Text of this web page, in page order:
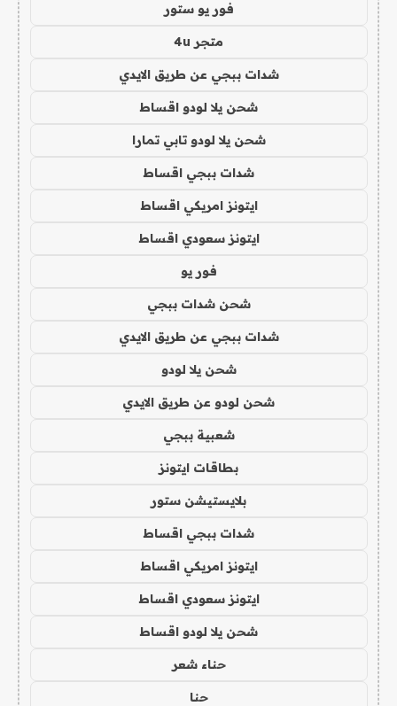
فور يو ستور
متجر 4u
شدات ببجي عن طريق الايدي
شحن يلا لودو اقساط
شحن يلا لودو تابي تمارا
شدات ببجي اقساط
ايتونز امريكي اقساط
ايتونز سعودي اقساط
فور يو
شحن شدات ببجي
شدات ببجي عن طريق الايدي
شحن يلا لودو
شحن لودو عن طريق الايدي
شعبية ببجي
بطاقات ايتونز
بلايستيشن ستور
شدات ببجي اقساط
ايتونز امريكي اقساط
ايتونز سعودي اقساط
شحن يلا لودو اقساط
حناء شعر
حنا